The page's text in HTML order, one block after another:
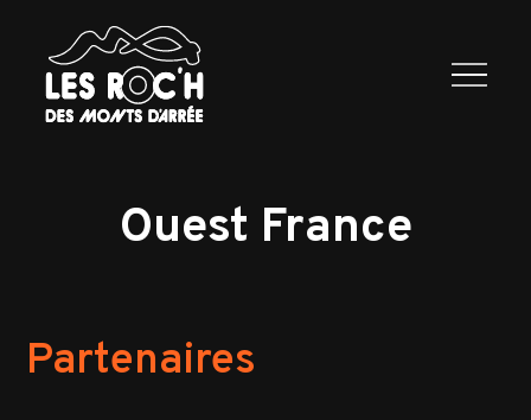
Programme
2026
Exposants
Infos
Contactez
nous
Ouest France
Partenaires